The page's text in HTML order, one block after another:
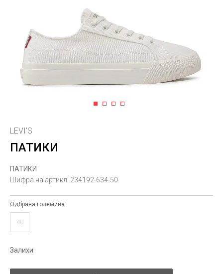
1 2 3 4
LEVI'S
ПАТИКИ
ПАТИКИ
Шифра на артикл: 234192-634-50
Одбрана големина:
40
Залихи